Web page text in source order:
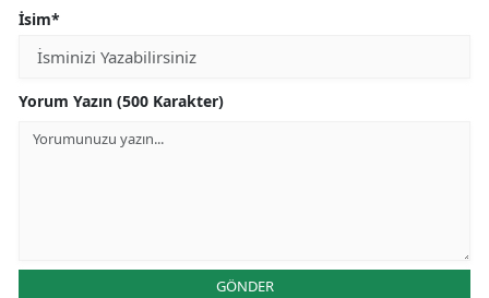
İsim*
Yorum Yazın (500 Karakter)
GÖNDER